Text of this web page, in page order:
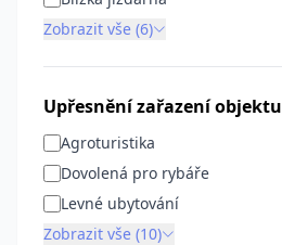
Zobrazit vše (6)
Upřesnění zařazení objektu
Agroturistika
Dovolená pro rybáře
Levné ubytování
Zobrazit vše (10)